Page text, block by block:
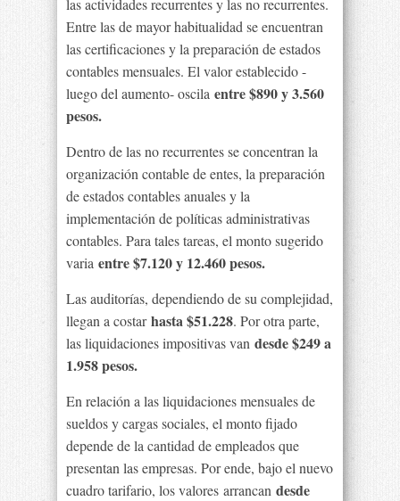
las actividades recurrentes y las no recurrentes.
Entre las de mayor habitualidad se encuentran
las certificaciones y la preparación de estados
contables mensuales. El valor establecido -
luego del aumento- oscila entre $890 y 3.560
pesos.
Dentro de las no recurrentes se concentran la
organización contable de entes, la preparación
de estados contables anuales y la
implementación de políticas administrativas
contables. Para tales tareas, el monto sugerido
varia entre $7.120 y 12.460 pesos.
Las auditorías, dependiendo de su complejidad,
llegan a costarhasta $51.228. Por otra parte,
las liquidaciones impositivas van desde $249 a
1.958 pesos.
En relación a las liquidaciones mensuales de
sueldos y cargas sociales, el monto fijado
depende de la cantidad de empleados que
presentan las empresas. Por ende, bajo el nuevo
cuadro tarifario, los valores arrancan desde